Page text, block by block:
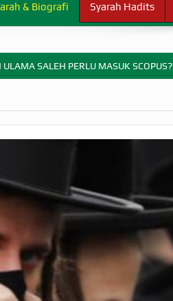
& Biografi Syarah Hadits
ULAMA SALEH PERLU MASUK SCOPUS?
ALLAH